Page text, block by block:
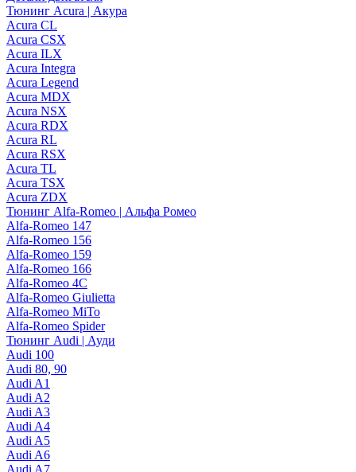
Тюнинг Acura | Акура
Acura CL
Acura CSX
Acura ILX
Acura Integra
Acura Legend
Acura MDX
Acura NSX
Acura RDX
Acura RL
Acura RSX
Acura TL
Acura TSX
Acura ZDX
Тюнинг Alfa-Romeo | Альфа Ромео
Alfa-Romeo 147
Alfa-Romeo 156
Alfa-Romeo 159
Alfa-Romeo 166
Alfa-Romeo 4C
Alfa-Romeo Giulietta
Alfa-Romeo MiTo
Alfa-Romeo Spider
Тюнинг Audi | Ауди
Audi 100
Audi 80, 90
Audi A1
Audi A2
Audi A3
Audi A4
Audi A5
Audi A6
Audi A7